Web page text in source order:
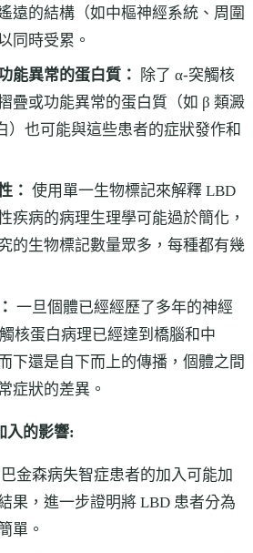
遠的結構（如中樞神經系統、周圍
同時受累。
能異常的蛋白質：
除了 α-突觸核
疊或功能異常的蛋白質（如 β 類澱
）也可能與這些患者的症狀發作和
： 使用單一生物標記來解釋 LBD
疾病的病理生理學可能過於簡化，
的生物標記數量眾多，每種都有幾
一旦個體已經經歷了多年的神經
核蛋白病理已經達到橋腦和中
下還是自下而上的傳播，個體之間
症狀的差異。
入的影響:
巴金森病失智症患者的加入可能加
果，進一步證明將 LBD 患者分為
單。